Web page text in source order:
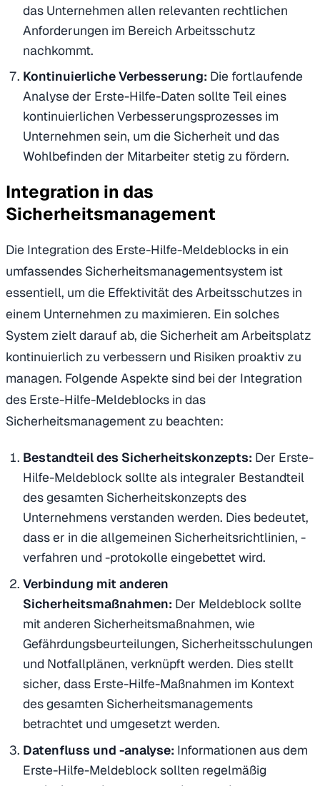
das Unternehmen allen relevanten rechtlichen
Anforderungen im Bereich Arbeitsschutz
nachkommt.
Kontinuierliche Verbesserung: Die fortlaufende
Analyse der Erste-Hilfe-Daten sollte Teil eines
kontinuierlichen Verbesserungsprozesses im
Unternehmen sein, um die Sicherheit und das
Wohlbefinden der Mitarbeiter stetig zu fördern.
Integration in das
Sicherheitsmanagement
Die Integration des Erste-Hilfe-Meldeblocks in ein
umfassendes Sicherheitsmanagementsystem ist
essentiell, um die Effektivität des Arbeitsschutzes in
einem Unternehmen zu maximieren. Ein solches
System zielt darauf ab, die Sicherheit am Arbeitsplatz
kontinuierlich zu verbessern und Risiken proaktiv zu
managen. Folgende Aspekte sind bei der Integration
des Erste-Hilfe-Meldeblocks in das
Sicherheitsmanagement zu beachten:
Bestandteil des Sicherheitskonzepts: Der Erste-
Hilfe-Meldeblock sollte als integraler Bestandteil
des gesamten Sicherheitskonzepts des
Unternehmens verstanden werden. Dies bedeutet,
dass er in die allgemeinen Sicherheitsrichtlinien, -
verfahren und -protokolle eingebettet wird.
Verbindung mit anderen
Sicherheitsmaßnahmen: Der Meldeblock sollte
mit anderen Sicherheitsmaßnahmen, wie
Gefährdungsbeurteilungen, Sicherheitsschulungen
und Notfallplänen, verknüpft werden. Dies stellt
sicher, dass Erste-Hilfe-Maßnahmen im Kontext
des gesamten Sicherheitsmanagements
betrachtet und umgesetzt werden.
Datenfluss und -analyse: Informationen aus dem
Erste-Hilfe-Meldeblock sollten regelmäßig